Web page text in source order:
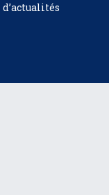
d’actualités